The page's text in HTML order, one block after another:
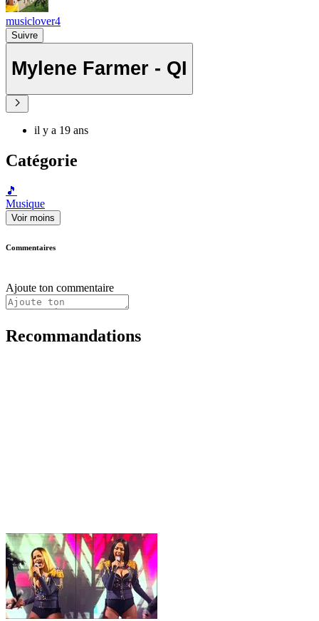
musiclover4
Suivre
Mylene Farmer - QI
il y a 19 ans
Catégorie
🎵
Musique
Voir moins
Commentaires
Ajoute ton commentaire
Recommandations